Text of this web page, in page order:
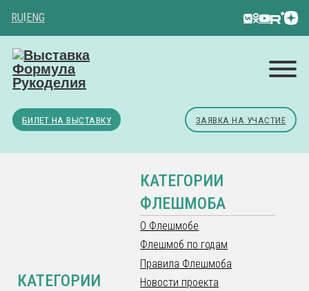
RU ENG
БИЛЕТ НА ВЫСТАВКУ ЗАЯВКА НА УЧАСТИЕ
КАТЕГОРИИ
КАТЕГОРИИ
ФЛЕШМОБА
О Флешмобе
Флешмоб по годам
Правила Флешмоба
Новости проекта